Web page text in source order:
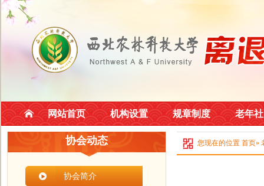
网站首页 机构设置 规章制度 老年
协会动态
协会简介
您现在的位置 首页»